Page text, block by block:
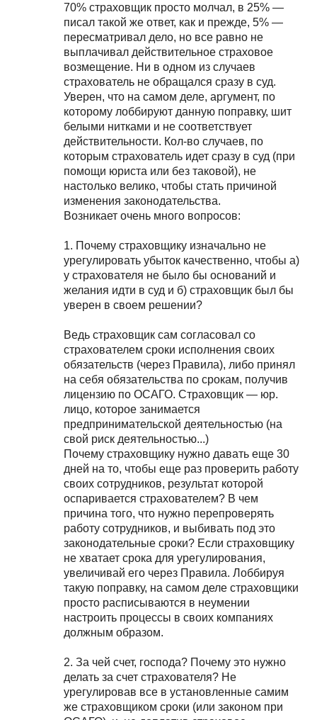
70% страховщик просто молчал, в 25% —
писал такой же ответ, как и прежде, 5% —
пересматривал дело, но все равно не
выплачивал действительное страховое
возмещение. Ни в одном из случаев
страхователь не обращался сразу в суд.
Уверен, что на самом деле, аргумент, по
которому лоббируют данную поправку, шит
белыми нитками и не соответствует
действительности. Кол-во случаев, по
которым страхователь идет сразу в суд (при
помощи юриста или без таковой), не
настолько велико, чтобы стать причиной
изменения законодательства.
Возникает очень много вопросов:
1. Почему страховщику изначально не
урегулировать убыток качественно, чтобы а)
у страхователя не было бы оснований и
желания идти в суд и б) страховщик был бы
уверен в своем решении?
Ведь страховщик сам согласовал со
страхователем сроки исполнения своих
обязательств (через Правила), либо принял
на себя обязательства по срокам, получив
лицензию по ОСАГО. Страховщик — юр.
лицо, которое занимается
предпринимательской деятельностью (на
свой риск деятельностью...)
Почему страховщику нужно давать еще 30
дней на то, чтобы еще раз проверить работу
своих сотрудников, результат которой
оспаривается страхователем? В чем
причина того, что нужно перепроверять
работу сотрудников, и выбивать под это
законодательные сроки? Если страховщику
не хватает срока для урегулирования,
увеличивай его через Правила. Лоббируя
такую поправку, на самом деле страховщики
просто расписываются в неумении
настроить процессы в своих компаниях
должным образом.
2. За чей счет, господа? Почему это нужно
делать за счет страхователя? Не
урегулировав все в установленные самим
же страховщиком сроки (или законом при